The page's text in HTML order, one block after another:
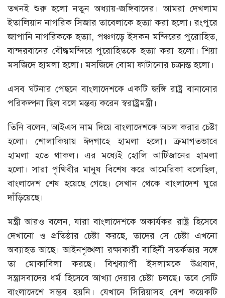
তখনই শুরু হলো নতুন অধ্যায়-জঙ্গিবাদের। আমরা দেখলাম
ইতালিয়ান নাগরিক সিজার তাবেলাকে হত্যা করা হলো। রংপুরে
জাপানি নাগরিককে হত্যা, পঞ্চগড়ে ইসকন মন্দিরের পুরোহিত,
বান্দরবানের বৌদ্ধমন্দিরে পুরোহিতকে হত্যা করা হলো। শিয়া
মসজিদে হামলা হলো। মসজিদে বোমা ফাটানোর চক্রান্ত হলো।
এসব ঘটনার পেছনে বাংলাদেশকে একটি জঙ্গি রাষ্ট্র বানানোর
পরিকল্পনা ছিল বলে মন্তব্য করেন স্বরাষ্ট্রমন্ত্রী।
তিনি বলেন, আইএস নাম দিয়ে বাংলাদেশকে অচল করার চেষ্টা
হলো। শোলাকিয়ায় ঈদগাহে হামলা হলো। ক্রমাগতভাবে
হামলা হতে থাকল। এর মধ্যেই হোলি আর্টিজানের হামলা
হলো। সারা পৃথিবীর মানুষ বিশেষ করে আমেরিকা বলেছিল,
বাংলাদেশ শেষ হয়েছে গেছে। সেখান থেকে বাংলাদেশ ঘুরে
দাঁড়িয়েছে।
মন্ত্রী আরও বলেন, যারা বাংলাদেশকে অকার্যকর রাষ্ট্র হিসেবে
দেখানো ও প্রতিষ্ঠার চেষ্টা করছে, তাদের সে চেষ্টা এখনো
অব্যাহত আছে। আইনশৃঙ্খলা রক্ষাকারী বাহিনী সতর্কতার সঙ্গে
তা মোকাবিলা করছে। বিশ্বব্যাপী ইসলামকে উগ্রবাদ,
সন্ত্রাসবাদের ধর্ম হিসেবে আখ্যা দেয়ার চেষ্টা চলছে। তবে সেটি
বাংলাদেশে সম্ভব হয়নি। যেখানে সিরিয়াসহ বেশ কয়েকটি